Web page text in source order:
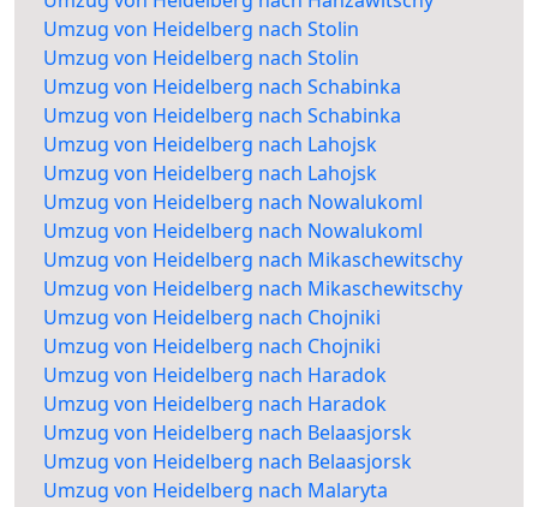
Umzug von Heidelberg nach Stolin
Umzug von Heidelberg nach Stolin
Umzug von Heidelberg nach Schabinka
Umzug von Heidelberg nach Schabinka
Umzug von Heidelberg nach Lahojsk
Umzug von Heidelberg nach Lahojsk
Umzug von Heidelberg nach Nowalukoml
Umzug von Heidelberg nach Nowalukoml
Umzug von Heidelberg nach Mikaschewitschy
Umzug von Heidelberg nach Mikaschewitschy
Umzug von Heidelberg nach Chojniki
Umzug von Heidelberg nach Chojniki
Umzug von Heidelberg nach Haradok
Umzug von Heidelberg nach Haradok
Umzug von Heidelberg nach Belaasjorsk
Umzug von Heidelberg nach Belaasjorsk
Umzug von Heidelberg nach Malaryta